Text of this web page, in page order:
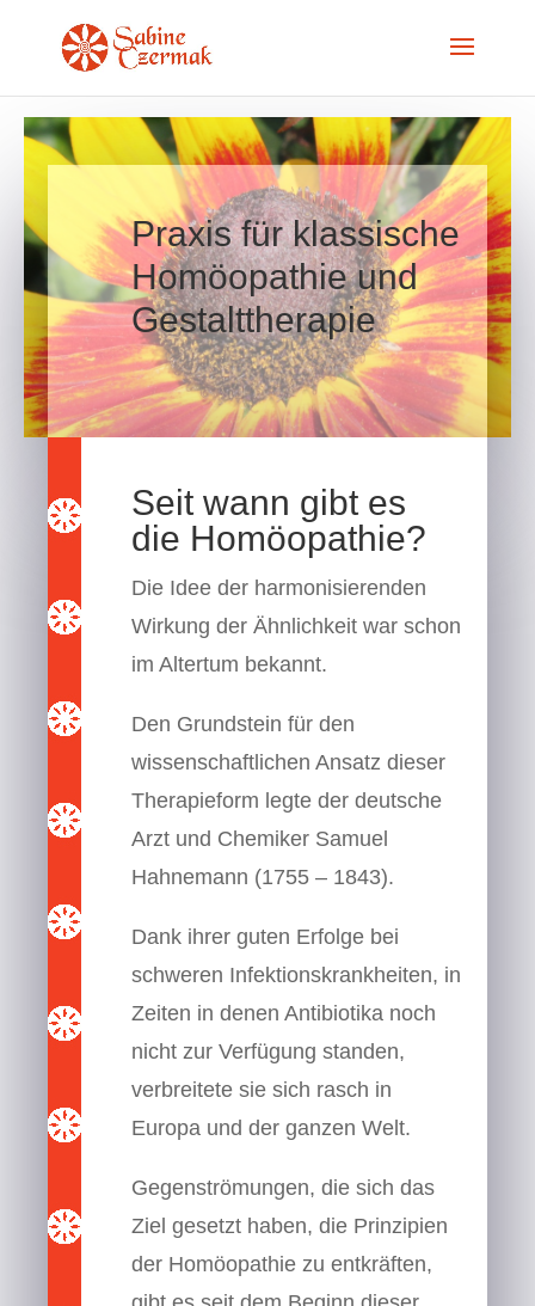
Praxis für klassische
Homöopathie und
Gestalttherapie
Seit wann gibt es
die Homöopathie?
Die Idee der harmonisierenden
Wirkung der Ähnlichkeit war schon
im Altertum bekannt.
Den Grundstein für den
wissenschaftlichen Ansatz dieser
Therapieform legte der deutsche
Arzt und Chemiker Samuel
Hahnemann (1755 – 1843).
Dank ihrer guten Erfolge bei
schweren Infektionskrankheiten, in
Zeiten in denen Antibiotika noch
nicht zur Verfügung standen,
verbreitete sie sich rasch in
Europa und der ganzen Welt.
Gegenströmungen, die sich das
Ziel gesetzt haben, die Prinzipien
der Homöopathie zu entkräften,